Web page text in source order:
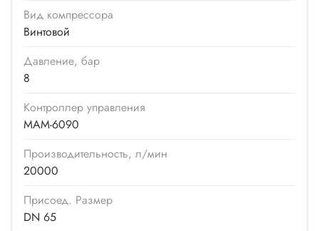
Вид компрессора
Винтовой
Давление, бар
8
Контроллер управления
MAM-6090
Производитель­ность, л/мин
20000
Присоед. Размер
DN 65